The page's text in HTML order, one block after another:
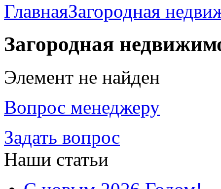
ГлавнаяЗагородная
Загородная
Элемент не найден
Вопрос менеджеру
Задать вопрос
Наши статьи